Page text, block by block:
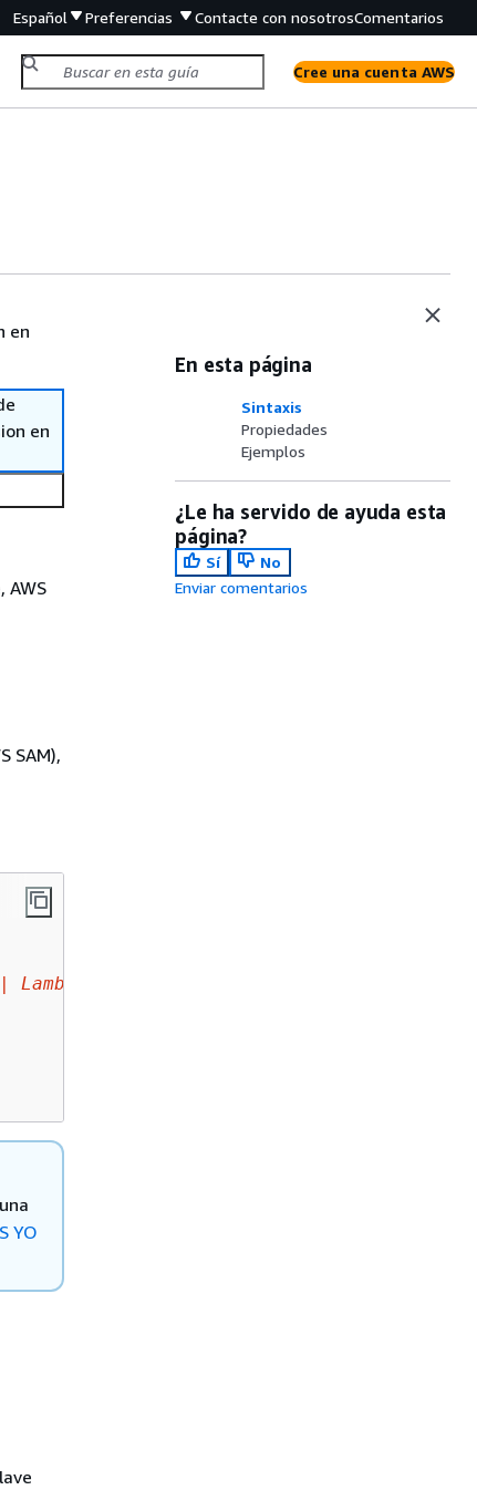
Español Preferencias Contacte con nosotrosComentarios
Cree una cuenta AWS
en
en
AWS
SAM),
| LambdaRequestAuthorizer
YO
En esta página
Sintaxis
Propiedades
Ejemplos
¿Le ha servido de ayuda esta
página?
Sí
No
Enviar comentarios